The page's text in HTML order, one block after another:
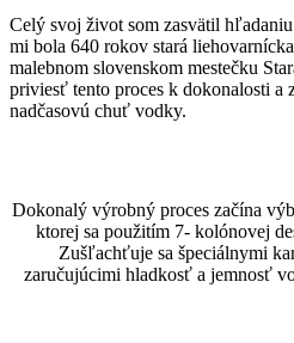
Celý svoj život som zasvätil
mi bola 640 rokov stará
malebnom slovenskom mestečku
priviesť tento proces k dokonalosti a
nadčasovú chuť vodky.
Dokonalý výrobný proces začína
ktorej sa použitím 7- kolónovej
Zušľachťuje sa špeciálnymi
zaručujúcimi hladkosť a jemnosť